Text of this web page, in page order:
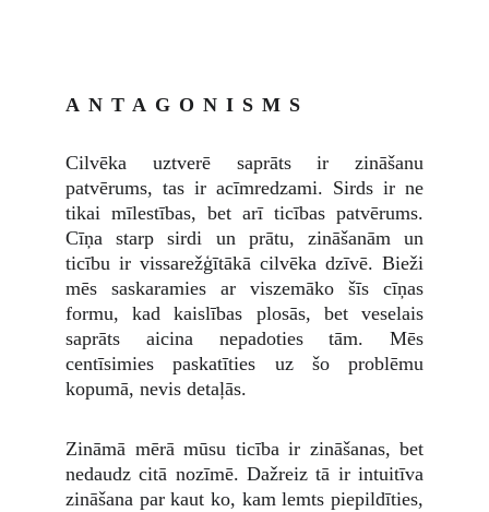
ANTAGONISMS
Cilvēka uztverē saprāts ir zināšanu
patvērums, tas ir acīmredzami. Sirds ir ne
tikai mīlestības, bet arī ticības patvērums.
Cīņa starp sirdi un prātu, zināšanām un
ticību ir vissarežģītākā cilvēka dzīvē. Bieži
mēs saskaramies ar viszemāko šīs cīņas
formu, kad kaislības plosās, bet veselais
saprāts aicina nepadoties tām. Mēs
centīsimies paskatīties uz šo problēmu
kopumā, nevis detaļās.
Zināmā mērā mūsu ticība ir zināšanas, bet
nedaudz citā nozīmē. Dažreiz tā ir intuitīva
zināšana par kaut ko, kam lemts piepildīties,